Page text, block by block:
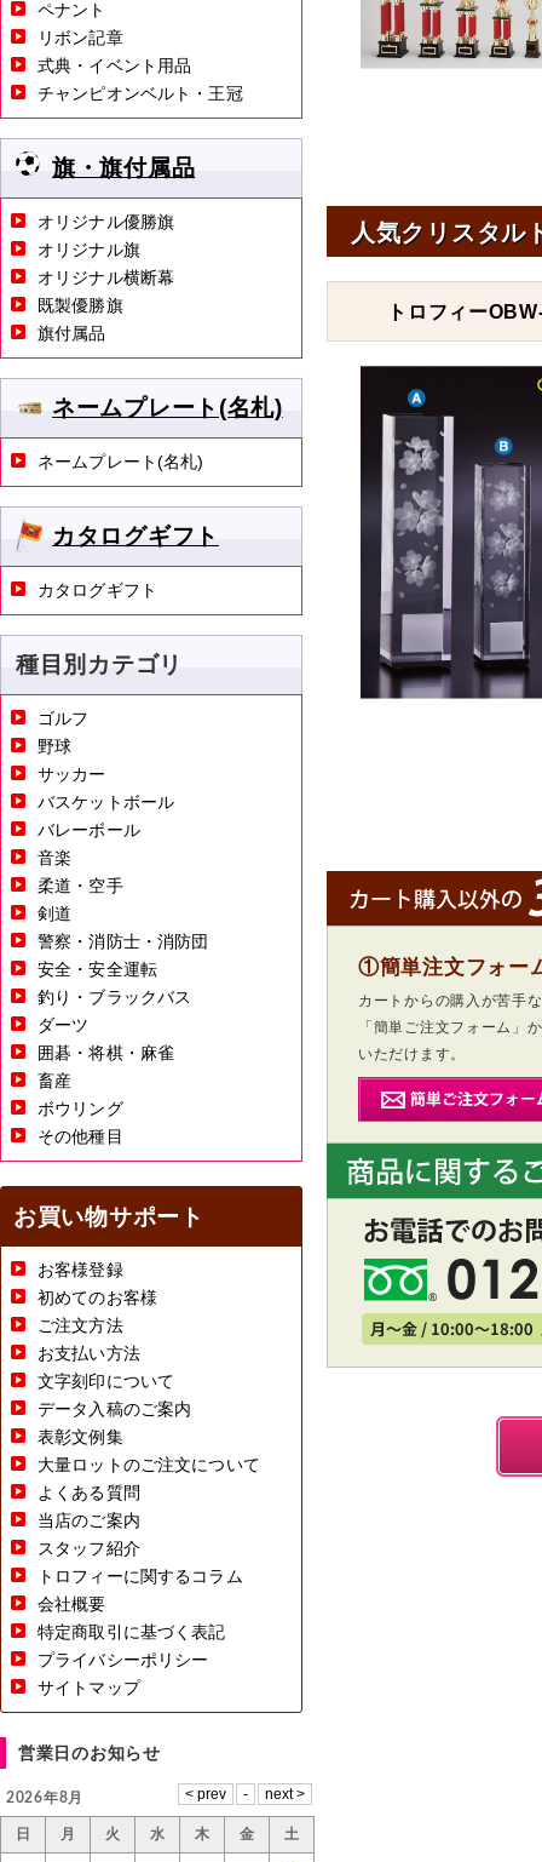
人気クリスタル
トロフィー
①簡単注文フォー
カートからの購入が苦手
「簡単ご注文フォーム」
いただけます。
ペナント
リボン記章
式典・イベント用品
チャンピオンベルト・王冠
旗・旗付属品
オリジナル優勝旗
オリジナル旗
オリジナル横断幕
既製優勝旗
旗付属品
ネームプレート(名札)
ネームプレート(名札)
カタログギフト
カタログギフト
種目別カテゴリ
ゴルフ
野球
サッカー
バスケットボール
バレーボール
音楽
柔道・空手
剣道
警察・消防士・消防団
安全・安全運転
釣り・ブラックバス
ダーツ
囲碁・将棋・麻雀
畜産
ボウリング
その他種目
お買い物サポート
お客様登録
初めてのお客様
ご注文方法
お支払い方法
文字刻印について
データ入稿のご案内
表彰文例集
大量ロットのご注文について
よくある質問
当店のご案内
スタッフ紹介
トロフィーに関するコラム
会社概要
特定商取引に基づく表記
プライバシーポリシー
サイトマップ
営業日のお知らせ
2026年8月
日 月 火 水 木 金 土